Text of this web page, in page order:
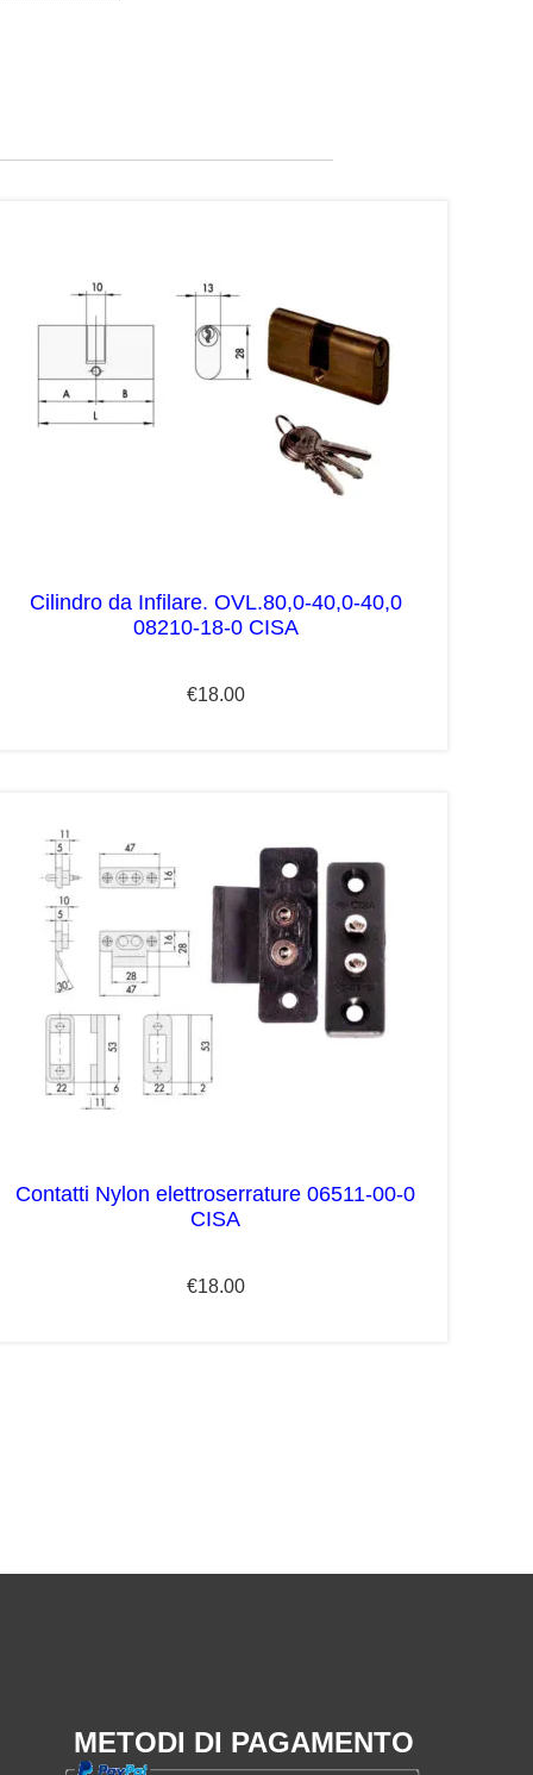
Cilindro da Infilare. OVL.80,0-40,0-40,0
08210-18-0 CISA
€18.00
Contatti Nylon elettroserrature 06511-00-0
CISA
€18.00
METODI DI PAGAMENTO